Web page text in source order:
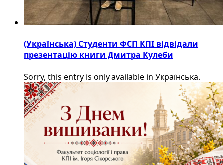
(Українська) Студенти ФСП КПІ відвідали
презентацію книги Дмитра Кулеби
Sorry, this entry is only available in Українська.